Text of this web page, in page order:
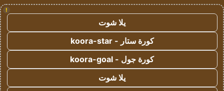
!
يلا شوت
كورة ستار - koora-star
كورة جول - koora-goal
يلا شوت